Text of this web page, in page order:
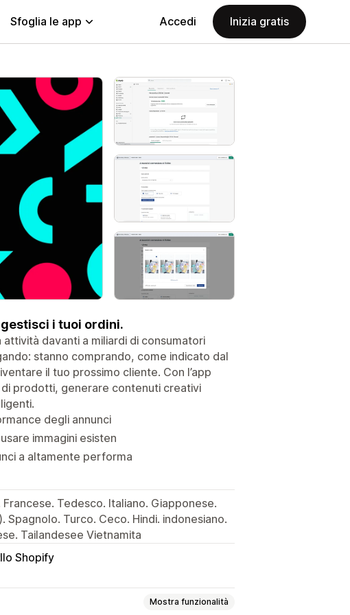
Sfoglia le app Accedi Inizia gratis
i tuoi ordini.
davanti a miliardi di consumatori
stanno comprando, come indicato dal
il tuo prossimo cliente. Con l’app
prodotti, generare contenuti creativi
degli annunci
immagini esisten
a altamente performa
Tedesco. Italiano. Giapponese.
Spagnolo. Turco. Ceco. Hindi. indonesiano.
Tailandesee Vietnamita
Shopify
Mostra funzionalità